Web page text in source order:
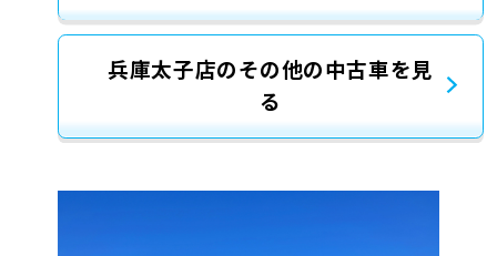
兵庫太子店のその他の中古車を見
る